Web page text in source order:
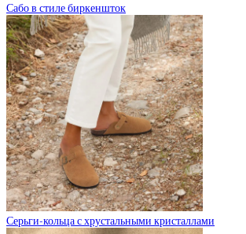
Сабо в стиле биркеншток
Серьги-кольца с хрустальными кристаллами